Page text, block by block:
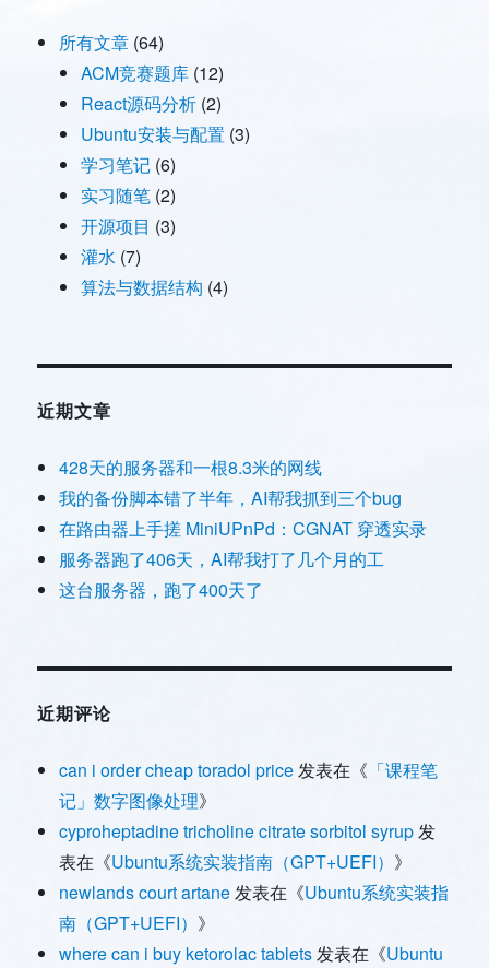
所有文章 (64)
ACM竞赛题库 (12)
React源码分析 (2)
Ubuntu安装与配置 (3)
学习笔记 (6)
实习随笔 (2)
开源项目 (3)
灌水 (7)
算法与数据结构 (4)
近期文章
428天的服务器和一根8.3米的网线
我的备份脚本错了半年，AI帮我抓到三个bug
在路由器上手搓 MiniUPnPd：CGNAT 穿透实录
服务器跑了406天，AI帮我打了几个月的工
这台服务器，跑了400天了
近期评论
can i order cheap toradol price发表在《 「课程笔
记」数字图像处理》
cyproheptadine tricholine citrate sorbitol syrup发
表在《Ubuntu系统实装指南（GPT+UEFI） 》
newlands court artane发表在《Ubuntu系统实装指
南（GPT+UEFI） 》
where can i buy ketorolac tablets发表在《Ubuntu